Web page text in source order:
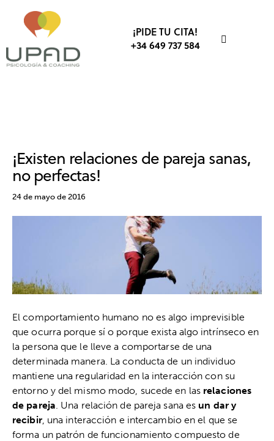
¡PIDE TU CITA!
+34 649 737 584
¡Existen relaciones de pareja sanas,
no perfectas!
24 de mayo de 2016
El comportamiento humano no es algo imprevisible
que ocurra porque sí o porque exista algo intrínseco en
la persona que le lleve a comportarse de una
determinada manera. La conducta de un individuo
mantiene una regularidad en la interacción con su
entorno y del mismo modo, sucede en las relaciones
de pareja. Una relación de pareja sana es un dar y
recibir, una interacción e intercambio en el que se
forma un patrón de funcionamiento compuesto de